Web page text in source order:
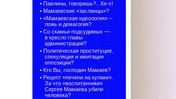
• Павлины, говоришь?.. Хе-х!
• Мамаевские «засланцы»?
• «Мамаевская идеология» –
ложь и демагогия?
• Со скамьи подсудимых —
в кресло главы
администрации?
• Политическая проституция,
спекуляция и имитация
оппозиции?
• Кто Вы, господин Мамаев?
• Рецепт «печени на кулаке».
За что «воспитанники»
Сергея Мамаева убили
человека?